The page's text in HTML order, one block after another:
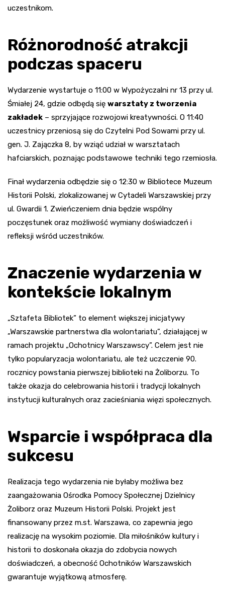
uczestnikom.
Różnorodność atrakcji
podczas spaceru
Wydarzenie wystartuje o 11:00 w Wypożyczalni nr 13 przy ul.
Śmiałej 24, gdzie odbędą się warsztaty z tworzenia
zakładek – sprzyjające rozwojowi kreatywności. O 11:40
uczestnicy przeniosą się do Czytelni Pod Sowami przy ul.
gen. J. Zajączka 8, by wziąć udział w warsztatach
hafciarskich, poznając podstawowe techniki tego rzemiosła.
Finał wydarzenia odbędzie się o 12:30 w Bibliotece Muzeum
Historii Polski, zlokalizowanej w Cytadeli Warszawskiej przy
ul. Gwardii 1. Zwieńczeniem dnia będzie wspólny
poczęstunek oraz możliwość wymiany doświadczeń i
refleksji wśród uczestników.
Znaczenie wydarzenia w
kontekście lokalnym
„Sztafeta Bibliotek” to element większej inicjatywy
„Warszawskie partnerstwa dla wolontariatu”, działającej w
ramach projektu „Ochotnicy Warszawscy”. Celem jest nie
tylko popularyzacja wolontariatu, ale też uczczenie 90.
rocznicy powstania pierwszej biblioteki na Żoliborzu. To
także okazja do celebrowania historii i tradycji lokalnych
instytucji kulturalnych oraz zacieśniania więzi społecznych.
Wsparcie i współpraca dla
sukcesu
Realizacja tego wydarzenia nie byłaby możliwa bez
zaangażowania Ośrodka Pomocy Społecznej Dzielnicy
Żoliborz oraz Muzeum Historii Polski. Projekt jest
finansowany przez m.st. Warszawa, co zapewnia jego
realizację na wysokim poziomie. Dla miłośników kultury i
historii to doskonała okazja do zdobycia nowych
doświadczeń, a obecność Ochotników Warszawskich
gwarantuje wyjątkową atmosferę.